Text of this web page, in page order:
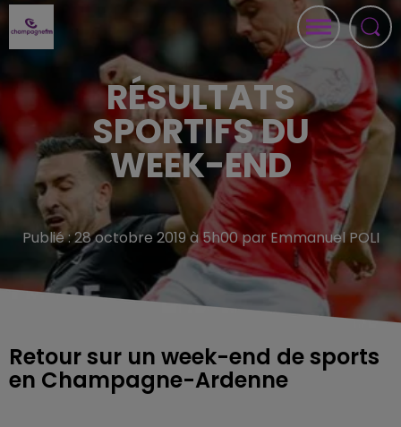
RÉSULTATS
SPORTIFS DU
WEEK-END
Publié : 28 octobre 2019 à 5h00 par Emmanuel POLI
Retour sur un week-end de sports
en Champagne-Ardenne